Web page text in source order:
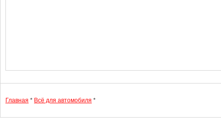
Главная * Всё для автомобиля *